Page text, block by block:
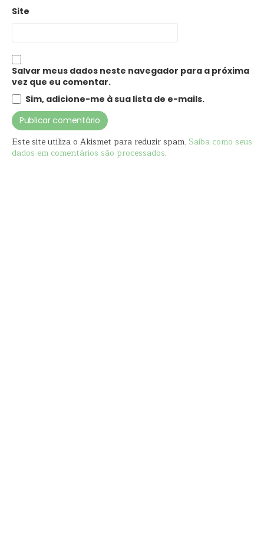
Site
Salvar meus dados neste navegador para a próxima
vez que eu comentar.
Sim, adicione-me à sua lista de e-mails.
Este site utiliza o Akismet para reduzir spam. Saiba como seus
dados em comentários são processados.